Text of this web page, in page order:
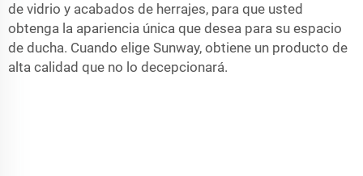
de vidrio y acabados de herrajes, para que usted
obtenga la apariencia única que desea para su espacio
de ducha. Cuando elige Sunway, obtiene un producto de
alta calidad que no lo decepcionará.